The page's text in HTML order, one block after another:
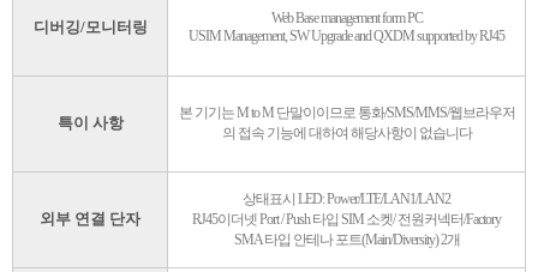
디버깅/모니터링
Web Base management form PC
USIM Management, SW Upgrade and QXDM supported by RJ45
특이 사항
본 기기는 M to M 단말이이므로 통화/SMS/MMS/웹브라우저
의 접속 기능에 대하여 해당사항이 없습니다
외부 연결 단자
상태표시 LED: Power/LTE/LAN1/LAN2
RJ45이더넷 Port / Push 타입 SIM 소켓/ 전원커넥터/Factory
SMA 타입 안테나 포트(Main/Diversity) 2개